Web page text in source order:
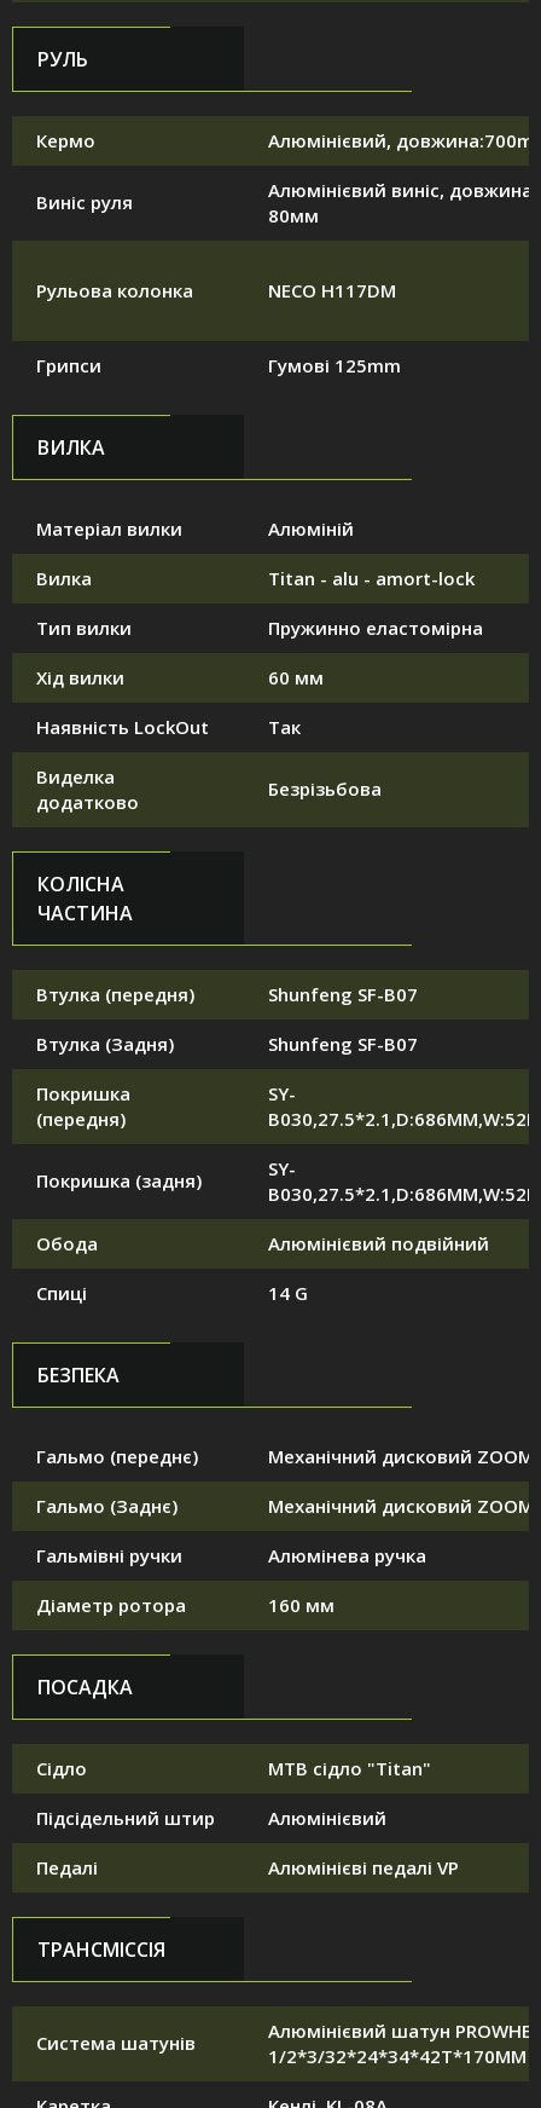
РУЛЬ
Кермо Алюмінієвий,
Виніс руля
Алюмінієвий виніс, довжина:
80мм
Рульова колонка NECO H117DM
Грипси Гумові 125mm
ВИЛКА
Матеріал вилки Алюміній
Вилка Titan - alu - amort-lock
Тип вилки Пружинно еластомірна
Хід вилки 60 мм
Наявність LockOut Так
Виделка
додатково
Безрізьбова
КОЛІСНА
ЧАСТИНА
Втулка (передня) Shunfeng SF-B07
Втулка (Задня) Shunfeng SF-B07
Покришка
(передня)
SY-
Покришка (задня)
SY-
Обода Алюмінієвий подвійний
Спиці 14 G
БЕЗПЕКА
Гальмо (переднє) Механічний дисковий ZOOM
Гальмо (Заднє) Механічний дисковий ZOOM
Гальмівні ручки Алюмінева ручка
Діаметр ротора 160 мм
ПОСАДКА
Сідло MTB сідло "Titan"
Підсідельний штир Алюмінієвий
Педалі Алюмінієві педалі VP
ТРАНСМІССІЯ
Система шатунів
Алюмінієвий шатун
1/2*3/32*24*34*42T*170MM